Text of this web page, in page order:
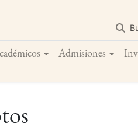
Admisiones